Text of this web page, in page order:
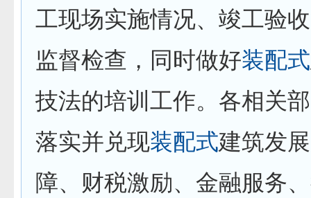
工现场实施情况、竣工验
监督检查，同时做好装配式
技法的培训工作。各相关
落实并兑现装配式建筑发
障、财税激励、金融服务